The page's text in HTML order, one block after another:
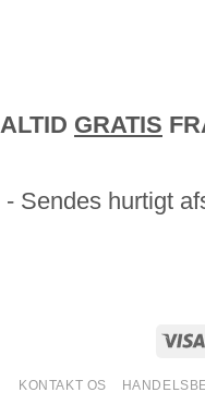
ALTID GRATIS
- Sendes hurtigt
KONTAKT OS